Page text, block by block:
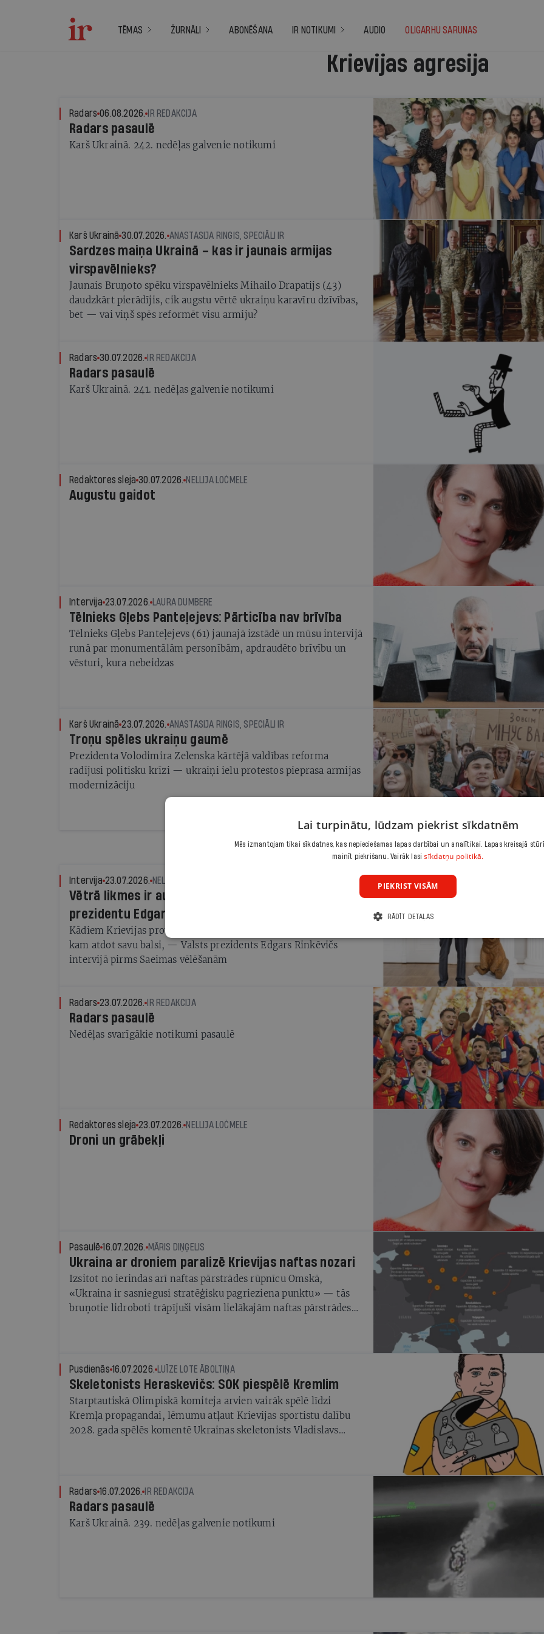
TĒMAS ŽURNĀLI ABONĒŠANA IR NOTIKUMI AUDIO OLIGARHU SARUNAS
Krievijas agresija
Radars 06.08.2026. IR REDAKCIJA
Radars pasaulē
Karš Ukrainā. 242. nedēļas galvenie notikumi
Karš Ukrainā 30.07.2026. ANASTASIJA RINGIS, SPECIĀLI IR
Sardzes maiņa Ukrainā – kas ir jaunais armijas
virspavēlnieks?
Jaunais Bruņoto spēku virspavēlnieks Mihailo Drapatijs (43)
daudzkārt pierādījis, cik augstu vērtē ukraiņu karavīru dzīvības,
bet — vai viņš spēs reformēt visu armiju?
Radars 30.07.2026. IR REDAKCIJA
Radars pasaulē
Karš Ukrainā. 241. nedēļas galvenie notikumi
Redaktores sleja 30.07.2026. NELLIJA LOČMELE
Augustu gaidot
Intervija 23.07.2026. LAURA DUMBERE
Tēlnieks Gļebs Panteļejevs: Pārticība nav brīvība
Tēlnieks Gļebs Panteļejevs (61) jaunajā izstādē un mūsu intervijā
runā par monumentālām personībām, apdraudēto brīvību un
vēsturi, kura nebeidzas
Karš Ukrainā 23.07.2026. ANASTASIJA RINGIS, SPECIĀLI IR
Troņu spēles ukraiņu gaumē
Prezidenta Volodimira Zelenska kārtējā valdības reforma
radījusi politisku krīzi — ukraiņi ielu protestos pieprasa armijas
modernizāciju
Intervija 23.07.2026. NELLIJA LOČMELE, AIVARS OZOLIŅŠ
Vētrā likmes ir augstas. Intervija ar Valsts
prezidentu Edgaru Rinkēviču
Kādiem Krievijas provokāciju draudiem gatavoties un kā izlemt,
kam atdot savu balsi, — Valsts prezidents Edgars Rinkēvičs
intervijā pirms Saeimas vēlēšanām
Radars 23.07.2026. IR REDAKCIJA
Radars pasaulē
Nedēļas svarīgākie notikumi pasaulē
Redaktores sleja 23.07.2026. NELLIJA LOČMELE
Droni un grābekļi
Pasaulē 16.07.2026. MĀRIS DIŅĢELIS
Ukraina ar droniem paralizē Krievijas naftas nozari
Izsitot no ierindas arī naftas pārstrādes rūpnīcu Omskā,
«Ukraina ir sasniegusi stratēģisku pagrieziena punktu» — tās
bruņotie lidroboti trāpījuši visām lielākajām naftas pārstrādes
Pusdienās 16.07.2026. LUĪZE LOTE ĀBOLTIŅA
Skeletonists Heraskevičs: SOK piespēlē Kremlim
Starptautiskā Olimpiskā komiteja arvien vairāk spēlē līdzi
Kremļa propagandai, lēmumu atļaut Krievijas sportistu dalību
2028. gada spēlēs komentē Ukrainas skeletonists Vladislavs
Radars 16.07.2026. IR REDAKCIJA
Radars pasaulē
Karš Ukrainā. 239. nedēļas galvenie notikumi
Lai turpinātu, lūdzam piekrist sīkdatnēm
Mēs izmantojam tikai sīkdatnes, kas nepieciešamas lapas darbībai un analītikai. Lapas kreisajā
mainīt piekrišanu. Vairāk lasisīkdatņu politikā.
PIEKRIST VISĀM
RĀDĪT DETAĻAS